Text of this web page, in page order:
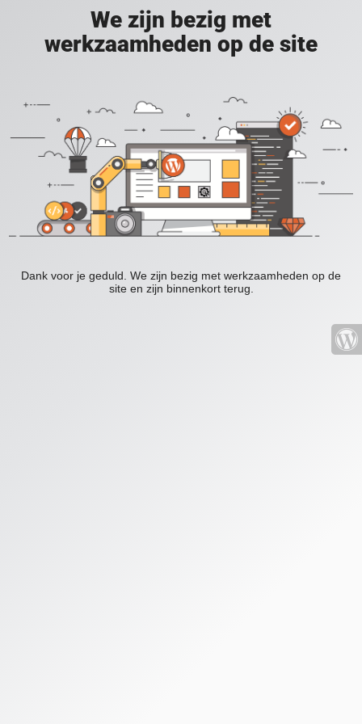
We zijn bezig met
werkzaamheden op de site
Dank voor je geduld. We zijn bezig met werkzaamheden op de
site en zijn binnenkort terug.